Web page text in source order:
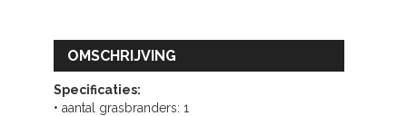
OMSCHRIJVING
Specificaties:
• aantal grasbranders: 1